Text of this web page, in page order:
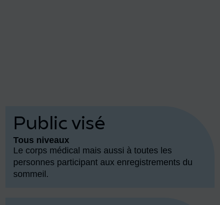
Public visé
Tous niveaux
Le corps médical mais aussi à toutes les
personnes participant aux enregistrements du
sommeil.